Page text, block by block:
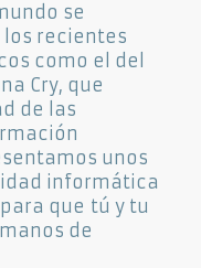
se
recientes
como el del
Cry, que
de las
unos
informática
que tú y tu
de